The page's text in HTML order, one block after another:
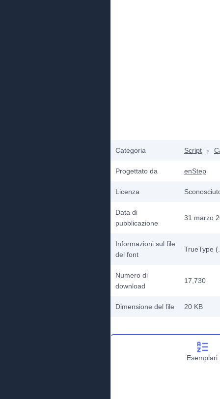
Categoria Script ›
Progettato da enStep
Licenza
Data di
pubblicazione
31 marzo
Informazioni sul file
del font
TrueType
Numero di
download
17,730
Dimensione del file 20 KB
Esemplari